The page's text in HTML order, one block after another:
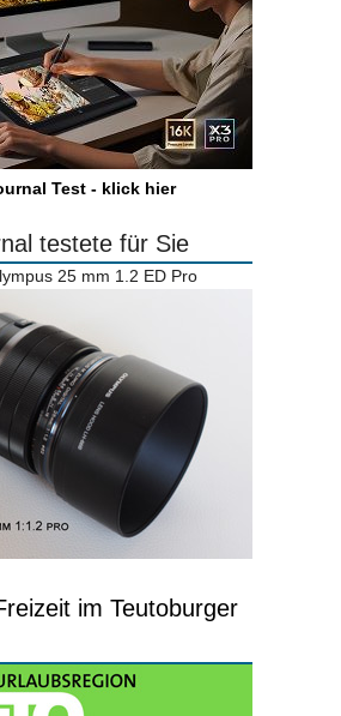
Test - klick hier
testete für Sie
25 mm 1.2 ED Pro
im Teutoburger